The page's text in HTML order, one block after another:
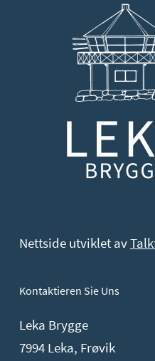
Nettside utviklet av
Kontaktieren Sie Uns
Leka Brygge
7994 Leka, Frøvik